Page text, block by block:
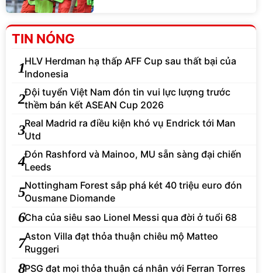
TIN NÓNG
1HLV Herdman hạ thấp AFF Cup sau thất bại của
Indonesia
2Đội tuyển Việt Nam đón tin vui lực lượng trước
thềm bán kết ASEAN Cup 2026
3Real Madrid ra điều kiện khó vụ Endrick tới Man
Utd
4Đón Rashford và Mainoo, MU sẵn sàng đại chiến
Leeds
5Nottingham Forest sắp phá két 40 triệu euro đón
Ousmane Diomande
6Cha của siêu sao Lionel Messi qua đời ở tuổi 68
7Aston Villa đạt thỏa thuận chiêu mộ Matteo
Ruggeri
8PSG đạt mọi thỏa thuận cá nhân với Ferran Torres